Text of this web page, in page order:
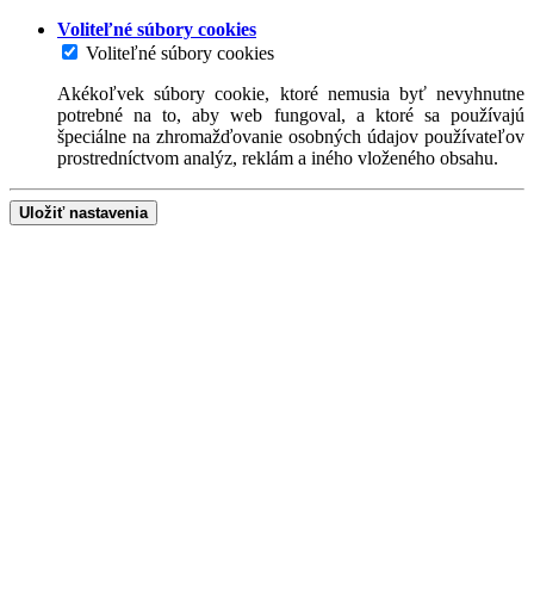
Voliteľné súbory cookies
Voliteľné súbory cookies
Akékoľvek súbory cookie, ktoré nemusia byť nevyhnutne
potrebné na to, aby web fungoval, a ktoré sa používajú
špeciálne na zhromažďovanie osobných údajov používateľov
prostredníctvom analýz, reklám a iného vloženého obsahu.
Uložiť nastavenia